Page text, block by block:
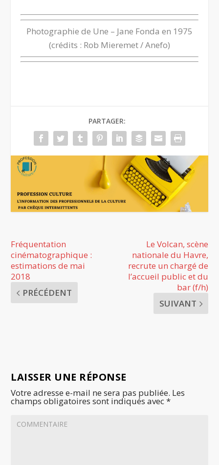
Photographie de Une – Jane Fonda en 1975
(crédits : Rob Mieremet / Anefo)
PARTAGER:
Fréquentation
cinématographique :
estimations de mai
2018
PRÉCÉDENT
Le Volcan, scène
nationale du Havre,
recrute un chargé de
l’accueil public et du
bar (f/h)
SUIVANT
LAISSER UNE RÉPONSE
Votre adresse e-mail ne sera pas publiée. Les
champs obligatoires sont indiqués avec*